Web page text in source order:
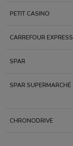
PETIT CASINO
CARREFOUR EXPRESS
SPAR
SPAR SUPERMARCHÉ
CHRONODRIVE